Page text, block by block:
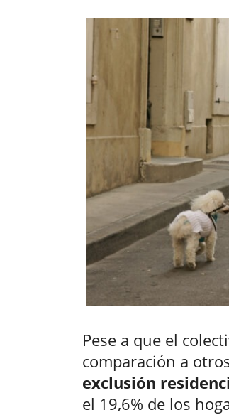
Pese a que el
comparación a
exclusión
el 19,6% de los